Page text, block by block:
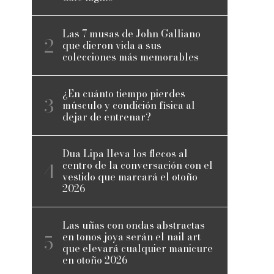
Las 7 musas de John Galliano
que dieron vida a sus
colecciones más memorables
¿En cuánto tiempo pierdes
músculo y condición física al
dejar de entrenar?
Dua Lipa lleva los flecos al
centro de la conversación con el
vestido que marcará el otoño
2026
Las uñas con ondas abstractas
en tonos joya serán el nail art
que elevará cualquier manicure
en otoño 2026